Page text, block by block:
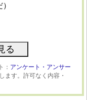
： アンケート・アンサー
ます。許可なく内容・